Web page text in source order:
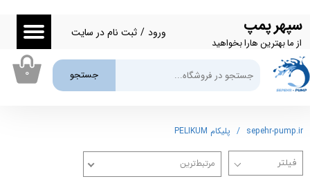
سپهر پمپ
از ما بهترین هارا بخواهید
جستجو
ورود / ثبت نام در سایت
حساب کاربری من
تغییر گذر واژه
سفارشات
خروج از حساب کاربری
۰
sepehr-pump.ir پلیکام PELIKUM
مرتبط‌ترین